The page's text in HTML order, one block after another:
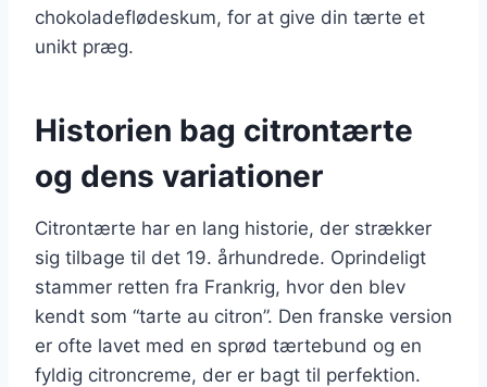
chokoladeflødeskum, for at give din tærte et
unikt præg.
Historien bag citrontærte
og dens variationer
Citrontærte har en lang historie, der strækker
sig tilbage til det 19. århundrede. Oprindeligt
stammer retten fra Frankrig, hvor den blev
kendt som “tarte au citron”. Den franske version
er ofte lavet med en sprød tærtebund og en
fyldig citroncreme, der er bagt til perfektion.